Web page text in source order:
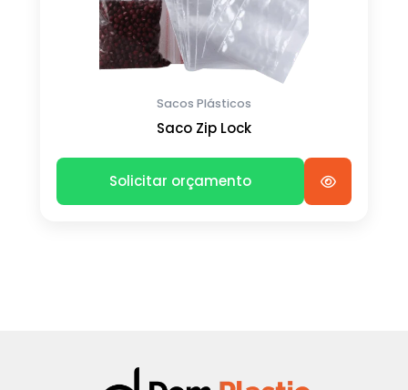
Sacos Plásticos
Saco Zip Lock
Solicitar orçamento